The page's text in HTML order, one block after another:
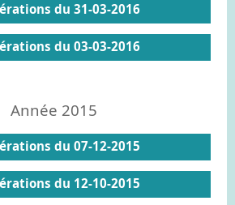
du 31-03-2016
du 03-03-2016
Année 2015
du 07-12-2015
du 12-10-2015